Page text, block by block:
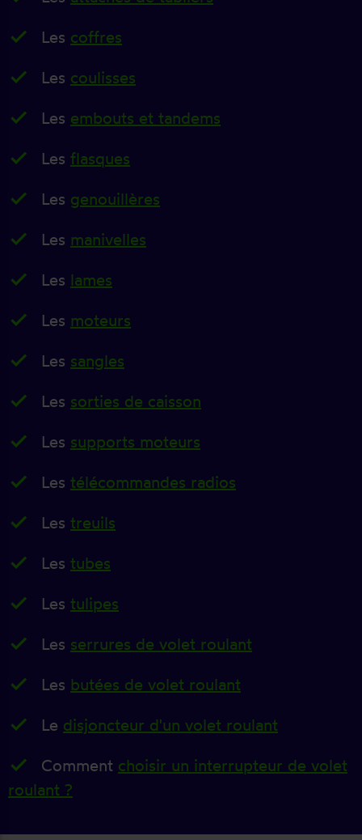
Les coffres
Les coulisses
Les embouts et tandems
Les flasques
Les genouillères
Les manivelles
Les lames
Les moteurs
Les sangles
Les sorties de caisson
Les supports moteurs
Les télécommandes radios
Les treuils
Les tubes
Les tulipes
Les serrures de volet roulant
Les butées de volet roulant
Le disjoncteur d'un volet roulant
Comment choisir un interrupteur de volet
roulant ?